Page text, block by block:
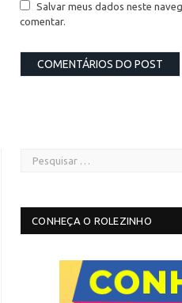
Salvar meus dados neste
comentar.
CONHEÇA O ROLEZINHO